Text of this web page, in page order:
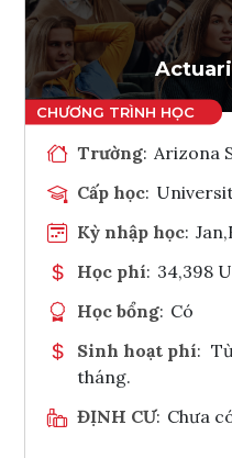
Trường: Arizona
Cấp học:
Kỳ nhập học:
Học phí: 34,398
Học bổng: Có
Sinh hoạt phí:
tháng.
ĐỊNH CƯ: Chưa